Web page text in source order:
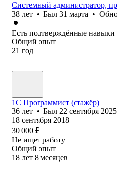
Системный администратор,
38 лет • Был 31 марта •
Есть подтверждённые навыки
Общий опыт
21 год
1С Программист (стажёр)
36 лет • Был 22 сентября 2025
18 сентября 2018
30 000 ₽
Не ищет работу
Общий опыт
18 лет 8 месяцев